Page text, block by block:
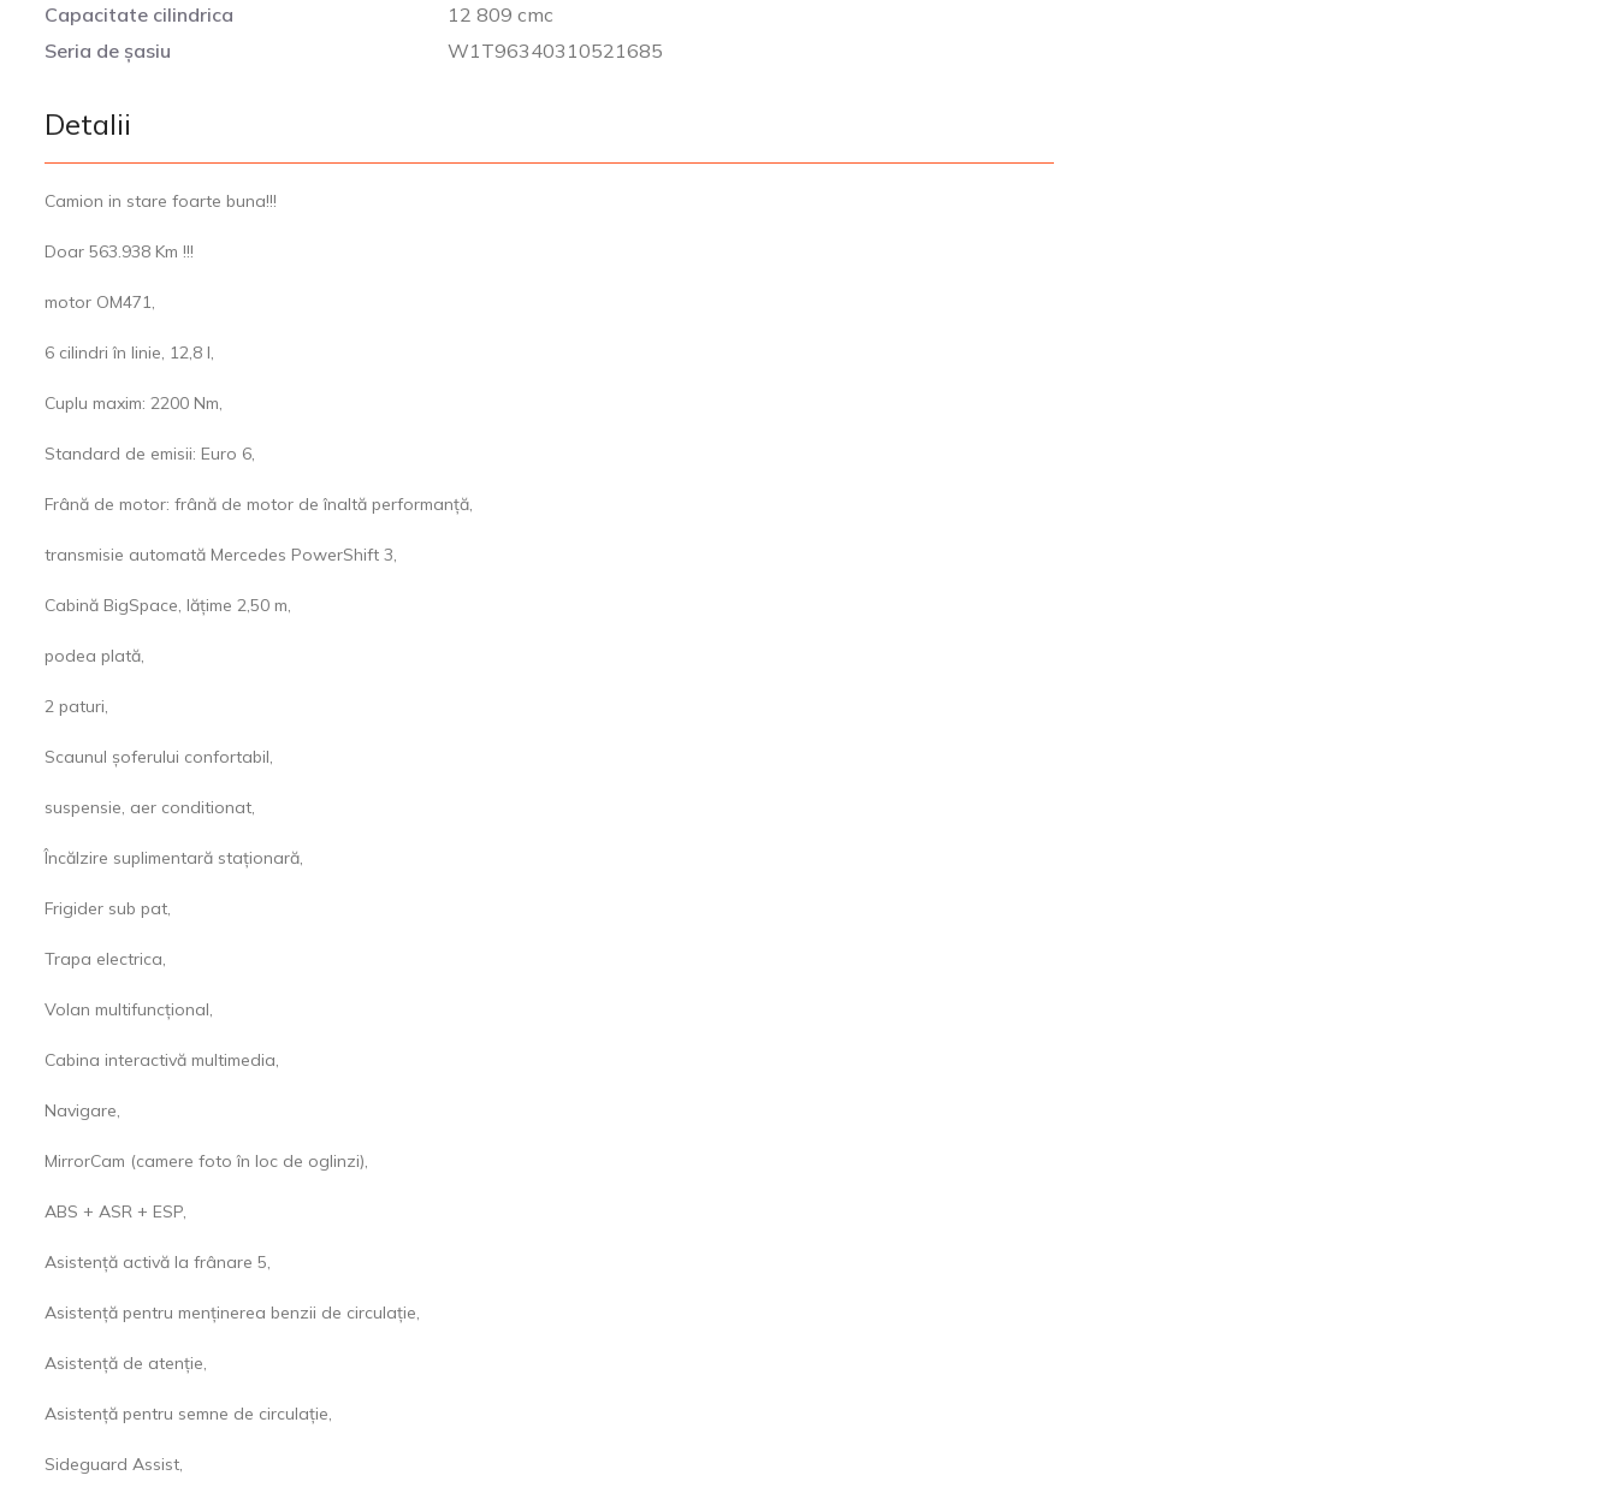
Capacitate cilindrica
12 809 cmc
Seria de șasiu
W1T96340310521685
Detalii
Camion in stare foarte buna!!!
Doar 563.938 Km !!!
motor OM471,
6 cilindri în linie, 12,8 l,
Cuplu maxim: 2200 Nm,
Standard de emisii: Euro 6,
Frână de motor: frână de motor de înaltă performanță,
transmisie automată Mercedes PowerShift 3,
Cabină BigSpace, lățime 2,50 m,
podea plată,
2 paturi,
Scaunul șoferului confortabil,
suspensie, aer conditionat,
Încălzire suplimentară staționară,
Frigider sub pat,
Trapa electrica,
Volan multifuncțional,
Cabina interactivă multimedia,
Navigare,
MirrorCam (camere foto în loc de oglinzi),
ABS + ASR + ESP,
Asistență activă la frânare 5,
Asistență pentru menținerea benzii de circulație,
Asistență de atenție,
Asistență pentru semne de circulație,
Sideguard Assist,